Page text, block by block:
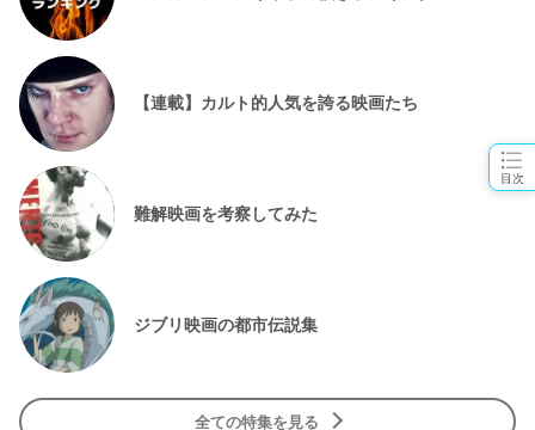
目次
【連載】カルト的人気を誇る映画たち
難解映画を考察してみた
ジブリ映画の都市伝説集
全ての特集を見る